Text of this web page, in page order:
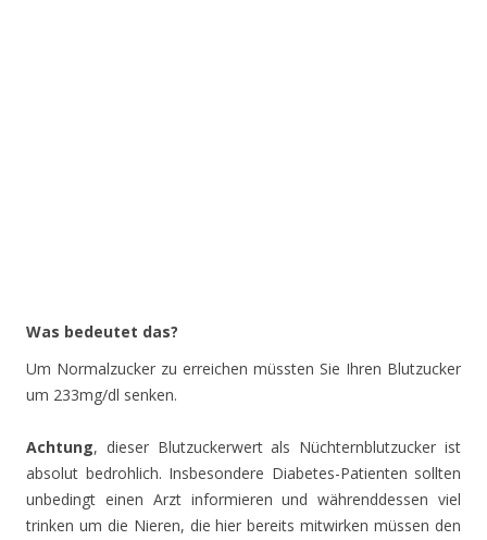
Was bedeutet das?
Um Normalzucker zu erreichen müssten Sie Ihren Blutzucker
um 233mg/dl senken.
Achtung, dieser Blutzuckerwert als Nüchternblutzucker ist
absolut bedrohlich. Insbesondere Diabetes-Patienten sollten
unbedingt einen Arzt informieren und währenddessen viel
trinken um die Nieren, die hier bereits mitwirken müssen den